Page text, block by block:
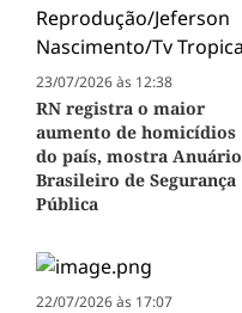
23/07/2026 às 12:38
RN registra o maior
aumento de homicídios
do país, mostra Anuário
Brasileiro de Segurança
Pública
22/07/2026 às 17:07